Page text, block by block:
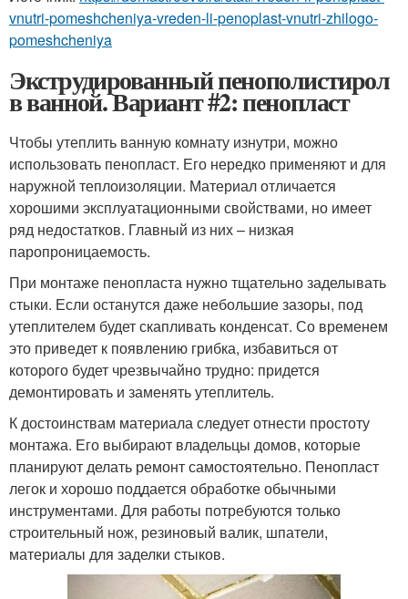
vnutri-pomeshcheniya-vreden-li-penoplast-vnutri-zhilogo-
pomeshcheniya
Экструдированный пенополистирол
в ванной. Вариант #2: пенопласт
Чтобы утеплить ванную комнату изнутри, можно
использовать пенопласт. Его нередко применяют и для
наружной теплоизоляции. Материал отличается
хорошими эксплуатационными свойствами, но имеет
ряд недостатков. Главный из них – низкая
паропроницаемость.
При монтаже пенопласта нужно тщательно заделывать
стыки. Если останутся даже небольшие зазоры, под
утеплителем будет скапливать конденсат. Со временем
это приведет к появлению грибка, избавиться от
которого будет чрезвычайно трудно: придется
демонтировать и заменять утеплитель.
К достоинствам материала следует отнести простоту
монтажа. Его выбирают владельцы домов, которые
планируют делать ремонт самостоятельно. Пенопласт
легок и хорошо поддается обработке обычными
инструментами. Для работы потребуются только
строительный нож, резиновый валик, шпатели,
материалы для заделки стыков.